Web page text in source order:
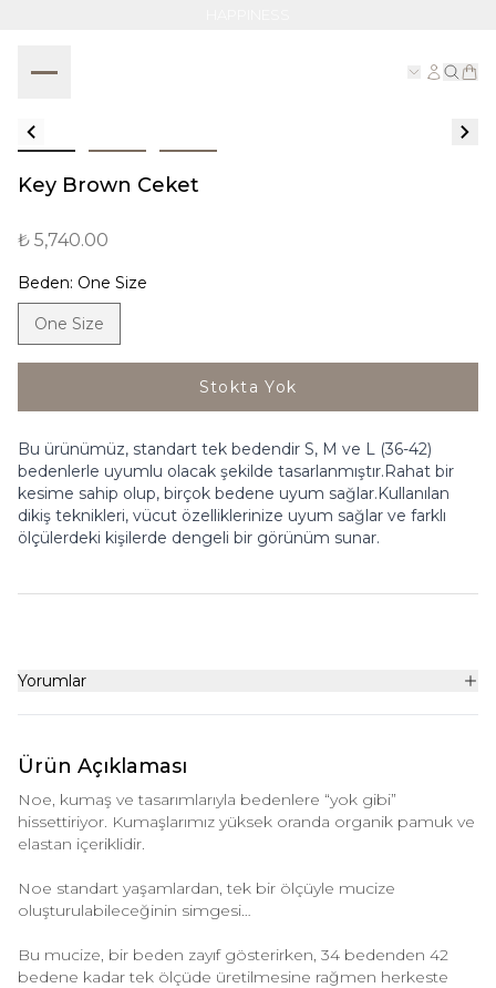
Key Brown Ceket
₺ 5,740.00
Beden: One Size
One Size
Stokta Yok
Bu ürünümüz, standart tek bedendir S, M ve L (36-42)
bedenlerle uyumlu olacak şekilde tasarlanmıştır.Rahat bir
kesime sahip olup, birçok bedene uyum sağlar.Kullanılan
dikiş teknikleri, vücut özelliklerinize uyum sağlar ve farklı
ölçülerdeki kişilerde dengeli bir görünüm sunar.
Yorumlar
Ürün Açıklaması
Noe, kumaş ve tasarımlarıyla bedenlere “yok gibi”
hissettiriyor. Kumaşlarımız yüksek oranda organik pamuk ve
elastan içeriklidir.
Noe standart yaşamlardan, tek bir ölçüyle mucize
oluşturulabileceğinin simgesi…
Bu mucize, bir beden zayıf gösterirken, 34 bedenden 42
bedene kadar tek ölçüde üretilmesine rağmen herkeste